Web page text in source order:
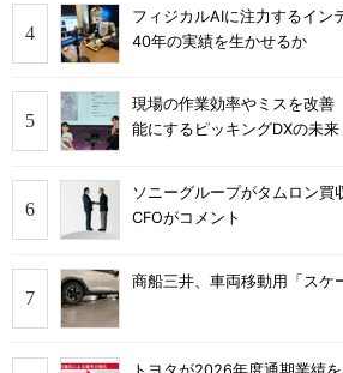
フィジカルAIに注力するイン
40年の実績を生かせるか
現場の作業効率やミスを改
能にするピッキングDXの未来
ソニーグループがタムロン
CFOがコメント
商船三井、車両移動用「スケ